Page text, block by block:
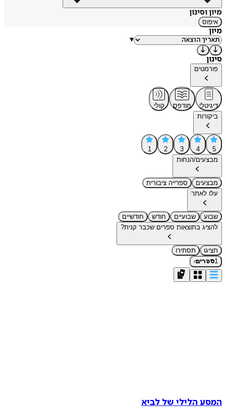
מיון וסינון
איפוס
מיון
▾
סינון
פורמטים
דיגיטלי מודפס
קולי
ביקורות
5
4
3
2
1
מבצעים/הנחות
מבצעים
ספרייה ציבורית
עלו לאתר
שבוע שבועיים חודש
חודשיים
להציג בתוצאות ספרים שכבר קנית?
תציגו
תסתירו
1ספרים›
המסע הלילי של לביא